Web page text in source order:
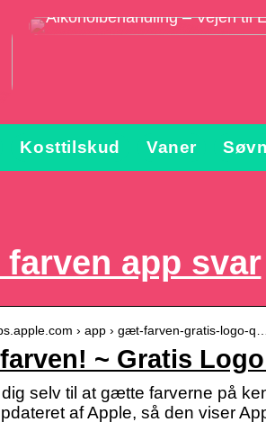
Alkoholbehandling – Vejen til
Kosttilskud Vaner Søvn
app svar
› app › gæt-farven-gratis-logo-q…
~ Gratis
selv til at gætte farverne på
af Apple, så den viser